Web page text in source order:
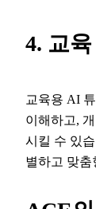
4. 교
교육용 AI
이해하고,
시킬 수 있
별하고 맞춤